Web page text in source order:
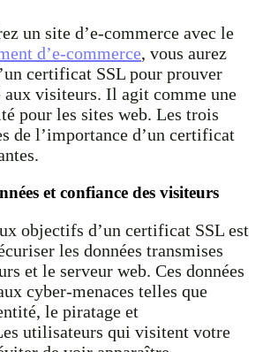
un site d’e-commerce avec le
d’e-commerce, vous aurez
certificat SSL pour prouver
visiteurs. Il agit comme une
pour les sites web. Les trois
de l’importance d’un certificat
et confiance des visiteurs
objectifs d’un certificat SSL est
les données transmises
et le serveur web. Ces données
cyber-menaces telles que
le piratage et
utilisateurs qui visitent votre